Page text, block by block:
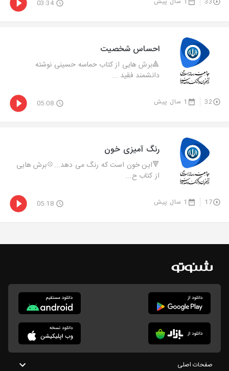
03:34
احساس شخصیت
🔺برش هایی از کتاب حماسه حسینی نوشته
دانشمند فقید ...
32 1 سال پیش 05:08
رنگ آمیزی خون
🔻این خون است که رنگ می دهد...💠برش هایی
از کتاب ح...
17 1 سال پیش 05:18
صفحات اصلی